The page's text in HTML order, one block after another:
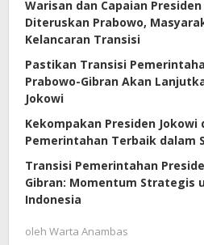
Warisan dan Capaian Presiden
Diteruskan Prabowo,
Kelancaran Transisi
Pastikan Transisi
Prabowo-Gibran Akan
Jokowi
Kekompakan Presiden Jokowi
Pemerintahan Terbaik dalam
Transisi Pemerintahan
Gibran: Momentum Strategis
Indonesia
oleh Warta Anambas